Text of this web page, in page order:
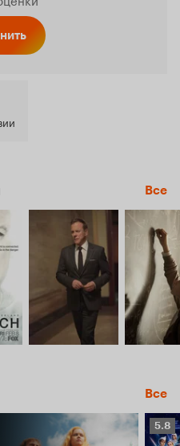
Все
Все
5.8